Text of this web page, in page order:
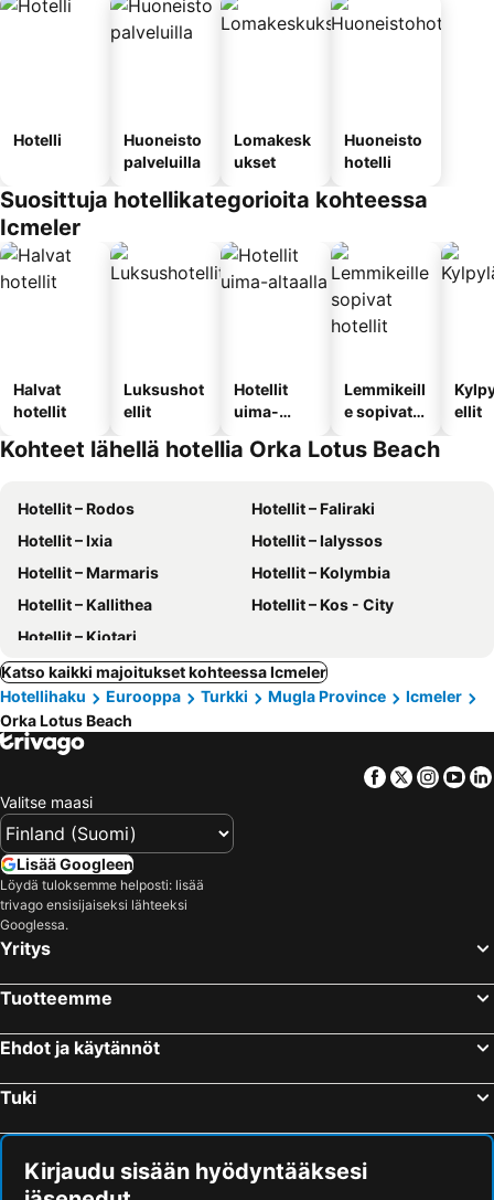
Hotelli
Huoneisto
palveluilla
Lomakesk
ukset
Huoneisto
hotelli
Suosittuja hotellikategorioita kohteessa
Icmeler
Halvat
hotellit
Luksushot
ellit
Hotellit
uima-
Lemmikeill
e sopivat
ellit
Kohteet lähellä hotellia Orka Lotus Beach
Hotellit – Rodos
Hotellit – Faliraki
Hotellit – Ixia
Hotellit – Ialyssos
Hotellit – Marmaris
Hotellit – Kolymbia
Hotellit – Kallithea
Hotellit – Kos - City
Hotellit – Kiotari
Katso kaikki majoitukset kohteessa Icmeler
Hotellihaku
Eurooppa Turkki Mugla Province
Icmeler
Orka Lotus Beach
Facebook
Twitter
Valitse maasi
Lisää Googleen
Löydä tuloksemme helposti: lisää
trivago ensisijaiseksi lähteeksi
Googlessa.
Yritys
Tuotteemme
Ehdot ja käytännöt
Tuki
Kirjaudu sisään hyödyntääksesi